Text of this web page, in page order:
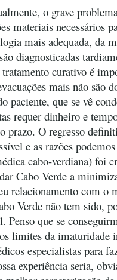
o grave
materiais necessários
mais adequada, da
diagnosticadas
curativo é
mais não são
paciente, que se vê
requer dinheiro e
prazo. O regresso
e as razões
cabo-verdiana) foi
Cabo Verde a
relacionamento com o
Verde não tem sido,
Penso que se
limites da imaturidade
especialistas para
experiência seria,